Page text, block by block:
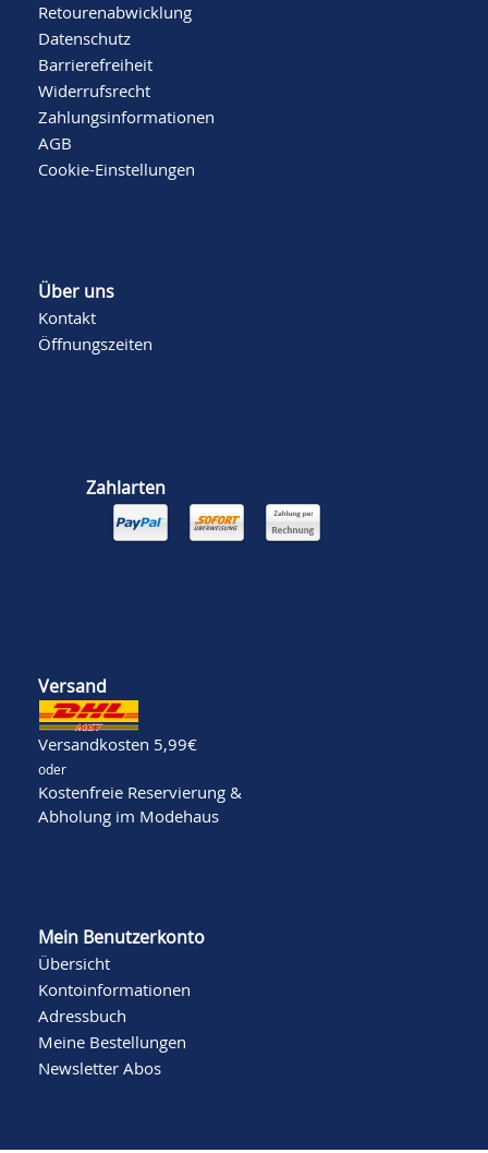
Retourenabwicklung
Datenschutz
Barrierefreiheit
Widerrufsrecht
Zahlungsinformationen
AGB
Cookie-Einstellungen
Über uns
Kontakt
Öffnungszeiten
Zahlarten
Versand
Versandkosten 5,99€
oder
Kostenfreie Reservierung &
Abholung im Modehaus
Mein Benutzerkonto
Übersicht
Kontoinformationen
Adressbuch
Meine Bestellungen
Newsletter Abos